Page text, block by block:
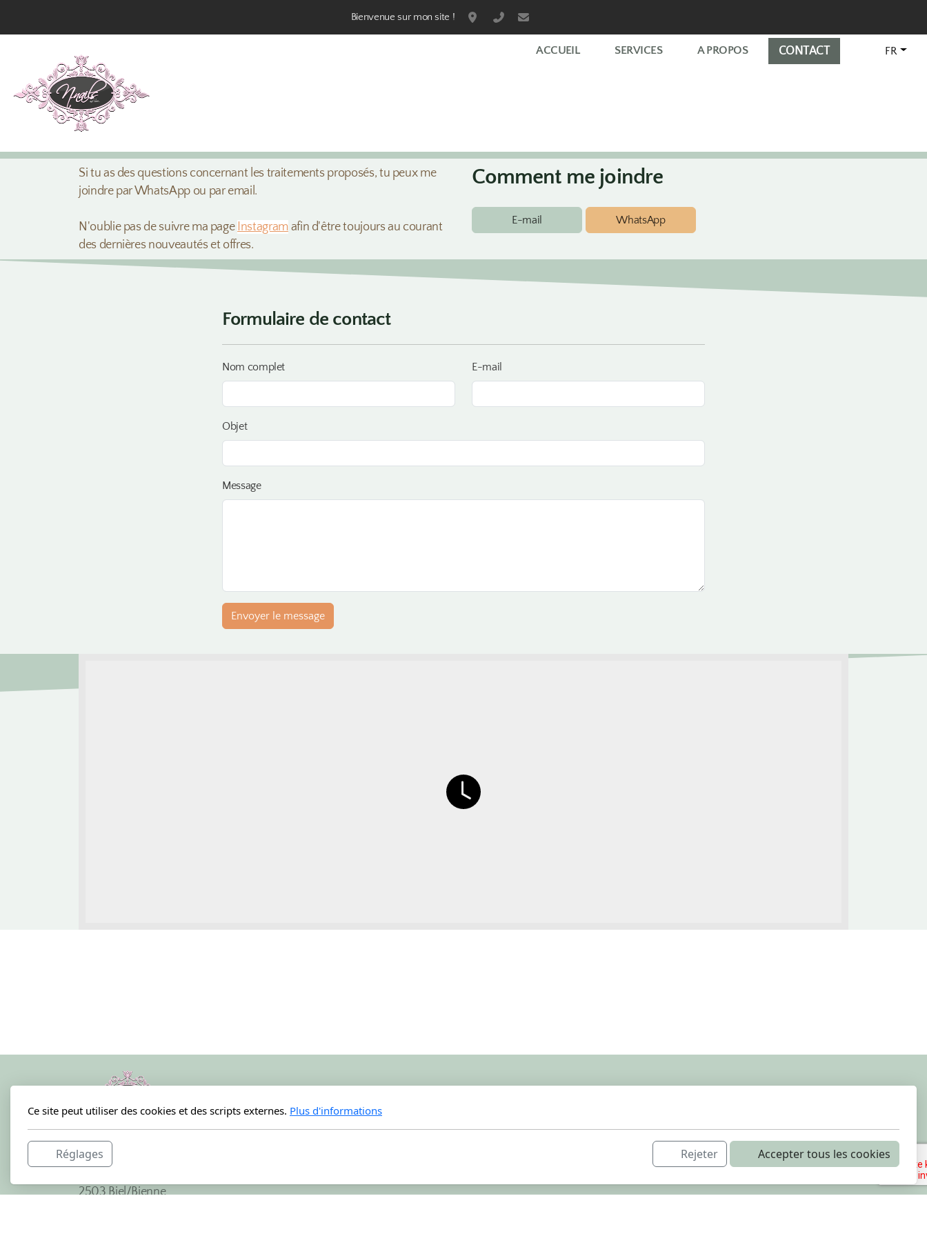
Bienvenue sur mon site ! Rue de Morat, 2503 Biel/Bienne
+41 79 338 16 77
ACCUEIL SERVICES A PROPOS CONTACT FR
Si tu as des questions concernant les traitements proposés, tu peux me
joindre par WhatsApp ou par email.
N'oublie pas de suivre ma page Instagram afin d'être toujours au courant
des dernières nouveautés et offres.
Comment me joindre
E-mail WhatsApp
Formulaire de contact
Nom complet E-mail
Objet
Message
Envoyer le message
N-Nails and more
2503 Biel/Bienne
Ce site peut utiliser des cookies et des scripts externes. Plus d'informations
Réglages Rejeter Accepter tous les cookies